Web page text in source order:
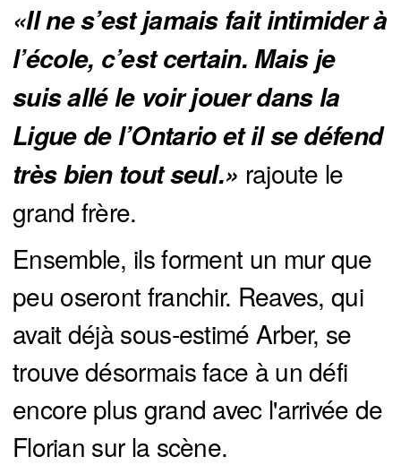
«Il ne s’est jamais fait intimider à
l’école, c’est certain. Mais je
suis allé le voir jouer dans la
Ligue de l’Ontario et il se défend
très bien tout seul.» rajoute le
grand frère.
Ensemble, ils forment un mur que
peu oseront franchir. Reaves, qui
avait déjà sous-estimé Arber, se
trouve désormais face à un défi
encore plus grand avec l'arrivée de
Florian sur la scène.